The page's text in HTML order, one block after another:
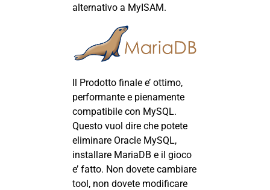
alternativo a MyISAM.
Il Prodotto finale e’ ottimo,
performante e pienamente
compatibile con MySQL.
Questo vuol dire che potete
eliminare Oracle MySQL,
installare MariaDB e il gioco
e’ fatto. Non dovete cambiare
tool, non dovete modificare